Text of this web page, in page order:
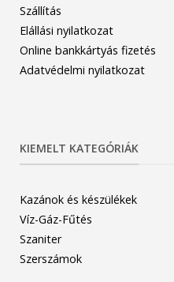
Szállítás
Elállási nyilatkozat
Online bankkártyás fizetés
Adatvédelmi nyilatkozat
KIEMELT KATEGÓRIÁK
Kazánok és készülékek
Víz-Gáz-Fűtés
Szaniter
Szerszámok